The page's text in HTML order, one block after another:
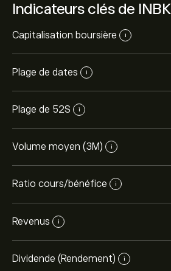
Indicateurs clés de INBK
Capitalisation boursière i
Plage de dates i
Plage de 52S i
Volume moyen (3M) i
Ratio cours/bénéfice i
Revenus i
Dividende (Rendement) i